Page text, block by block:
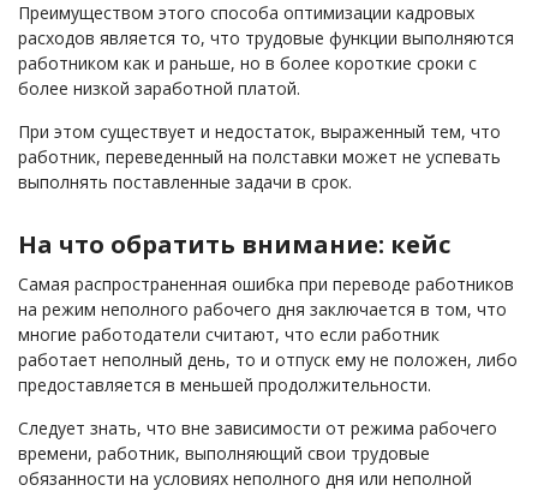
Преимуществом этого способа оптимизации кадровых
расходов является то, что трудовые функции выполняются
работником как и раньше, но в более короткие сроки с
более низкой заработной платой.
При этом существует и недостаток, выраженный тем, что
работник, переведенный на полставки может не успевать
выполнять поставленные задачи в срок.
На что обратить внимание: кейс
Самая распространенная ошибка при переводе работников
на режим неполного рабочего дня заключается в том, что
многие работодатели считают, что если работник
работает неполный день, то и отпуск ему не положен, либо
предоставляется в меньшей продолжительности.
Следует знать, что вне зависимости от режима рабочего
времени, работник, выполняющий свои трудовые
обязанности на условиях неполного дня или неполной